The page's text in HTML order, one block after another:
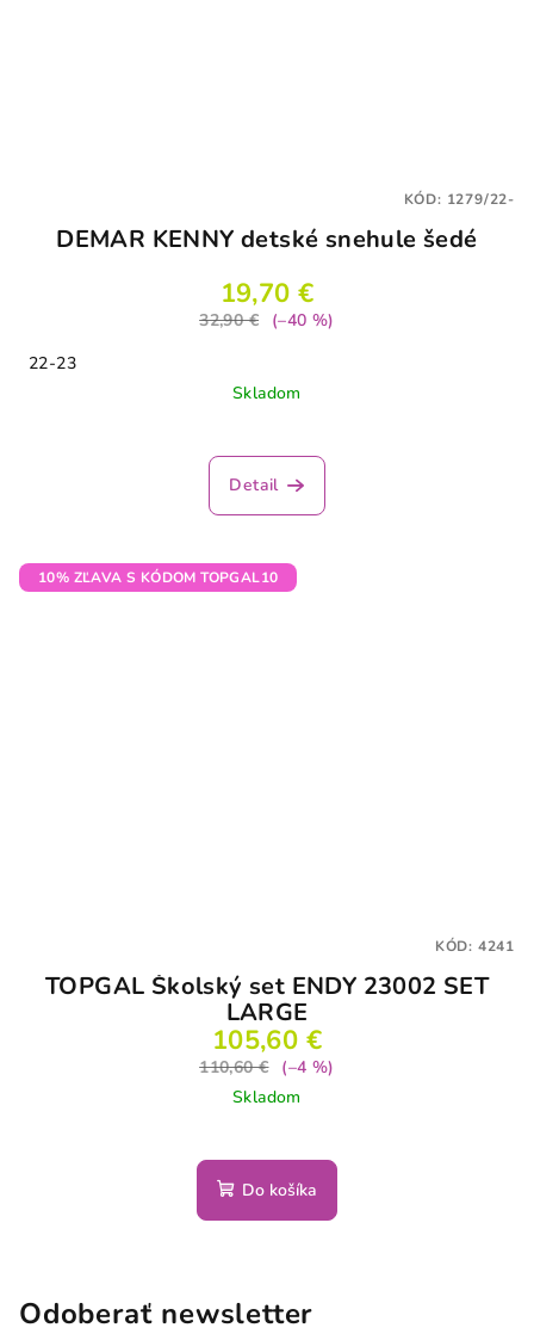
DEMAR KENNY detské snehule šedé
19,70 €
32,90 €
(–40 %)
22-23
Skladom
Detail
KÓD: 1279/22-
10% ZĽAVA S KÓDOM TOPGAL10
TOPGAL Školský set ENDY 23002 SET
LARGE
105,60 €
110,60 €
(–4 %)
Skladom
Do košíka
KÓD: 4241
Odoberať newsletter